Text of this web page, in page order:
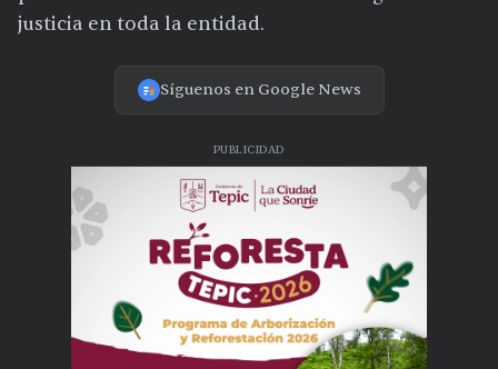
justicia en toda la entidad.
Síguenos en Google News
PUBLICIDAD